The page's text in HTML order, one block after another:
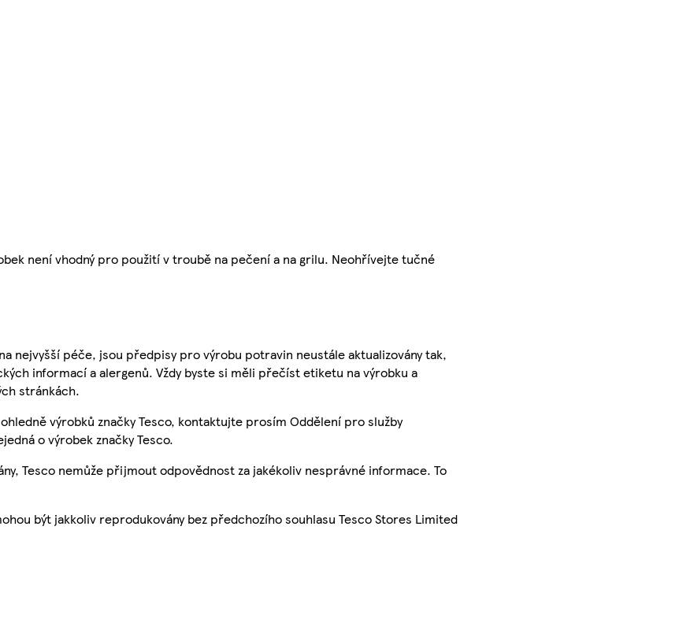
není vhodný pro použití v troubě na pečení a na grilu. Neohřívejte tučné
nejvyšší péče, jsou předpisy pro výrobu potravin neustále aktualizovány tak,
informací a alergenů. Vždy byste si měli přečíst etiketu na výrobku a
stránkách.
výrobků značky Tesco, kontaktujte prosím Oddělení pro služby
o výrobek značky Tesco.
Tesco nemůže přijmout odpovědnost za jakékoliv nesprávné informace. To
být jakkoliv reprodukovány bez předchozího souhlasu Tesco Stores Limited